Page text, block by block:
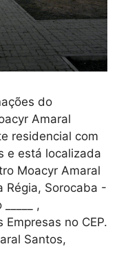
do
Amaral
residencial com
e está localizada
Moacyr Amaral
Régia, Sorocaba -
,
Empresas no CEP.
Santos,